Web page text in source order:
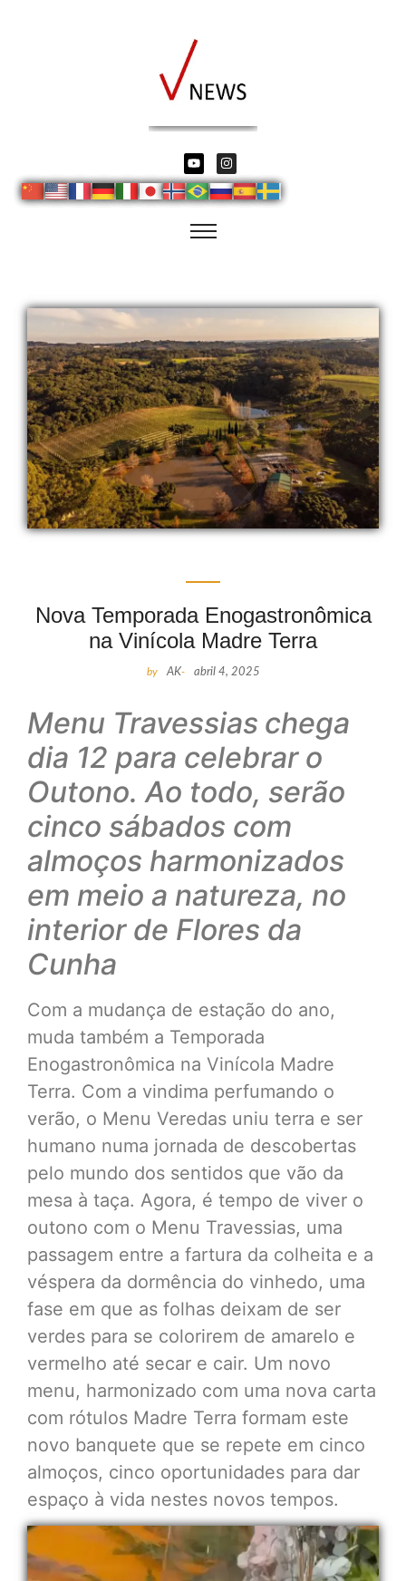
Nova Temporada Enogastronômica
na Vinícola Madre Terra
by AK- abril 4, 2025
Menu Travessias chega
dia 12 para celebrar o
Outono. Ao todo, serão
cinco sábados com
almoços harmonizados
em meio a natureza, no
interior de Flores da
Cunha
Com a mudança de estação do ano,
muda também a Temporada
Enogastronômica na Vinícola Madre
Terra. Com a vindima perfumando o
verão, o Menu Veredas uniu terra e ser
humano numa jornada de descobertas
pelo mundo dos sentidos que vão da
mesa à taça. Agora, é tempo de viver o
outono com o Menu Travessias, uma
passagem entre a fartura da colheita e a
véspera da dormência do vinhedo, uma
fase em que as folhas deixam de ser
verdes para se colorirem de amarelo e
vermelho até secar e cair. Um novo
menu, harmonizado com uma nova carta
com rótulos Madre Terra formam este
novo banquete que se repete em cinco
almoços, cinco oportunidades para dar
espaço à vida nestes novos tempos.